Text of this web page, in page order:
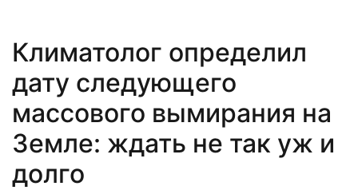
Климатолог определил
дату следующего
массового вымирания на
Земле: ждать не так уж и
долго